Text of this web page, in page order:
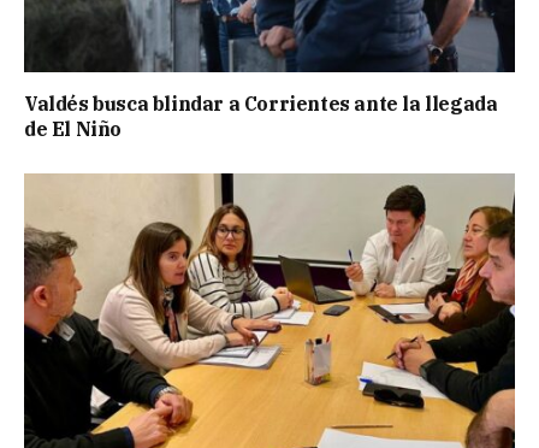
Valdés busca blindar a Corrientes ante la llegada
de El Niño